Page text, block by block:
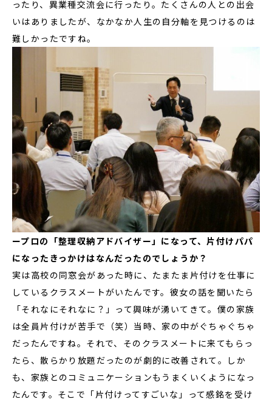
ったり、異業種交流会に行ったり。たくさんの人との出会
いはありましたが、なかなか人生の自分軸を見つけるのは
難しかったですね。
ープロの「整理収納アドバイザー」になって、片付けパパ
になったきっかけはなんだったのでしょうか？
実は高校の同窓会があった時に、たまたま片付けを仕事に
しているクラスメートがいたんです。彼女の話を聞いたら
「それなにそれなに？」って興味が湧いてきて。僕の家族
は全員片付けが苦手で（笑）当時、家の中がぐちゃぐちゃ
だったんですね。それで、そのクラスメートに来てもらっ
たら、散らかり放題だったのが劇的に改善されて。しか
も、家族とのコミュニケーションもうまくいくようになっ
たんです。そこで「片付けってすごいな」って感銘を受け